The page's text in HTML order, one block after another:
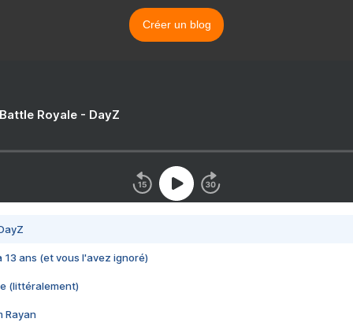
Créer un blog
Royale - DayZ
13 ans (et vous l'avez ignoré)
(littéralement)
Rayan